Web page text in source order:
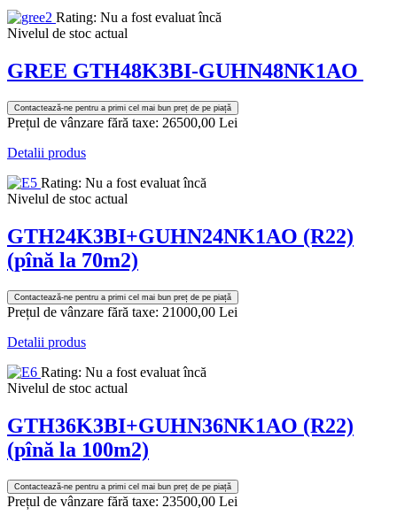
Rating: Nu a fost evaluat încă
Nivelul de stoc actual
GREE GTH48K3BI-GUHN48NK1AO
Contactează-ne pentru a primi cel mai bun preț de pe piață
Prețul de vânzare fără taxe: 26500,00 Lei
Detalii produs
Rating: Nu a fost evaluat încă
Nivelul de stoc actual
GTH24K3BI+GUHN24NK1AO (R22)
(pînă la 70m2)
Contactează-ne pentru a primi cel mai bun preț de pe piață
Prețul de vânzare fără taxe: 21000,00 Lei
Detalii produs
Rating: Nu a fost evaluat încă
Nivelul de stoc actual
GTH36K3BI+GUHN36NK1AO (R22)
(pînă la 100m2)
Contactează-ne pentru a primi cel mai bun preț de pe piață
Prețul de vânzare fără taxe: 23500,00 Lei